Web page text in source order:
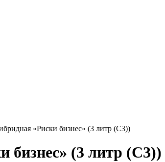
«Риски бизнес» (3 литр (С3))
бизнес» (3 литр (С3))